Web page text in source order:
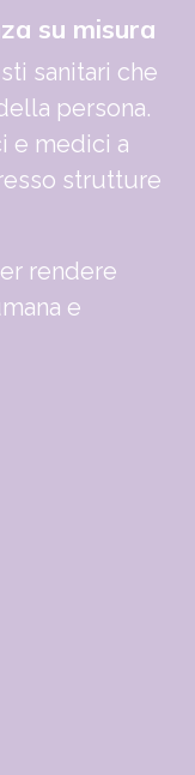
su misura
sanitari che
persona.
e medici a
strutture
rendere
e